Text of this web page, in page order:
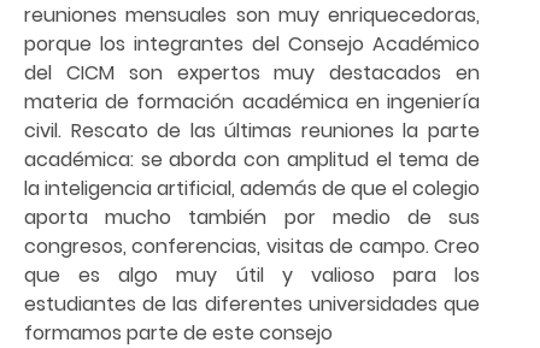
reuniones mensuales son muy enriquecedoras,
porque los integrantes del Consejo Académico
del CICM son expertos muy destacados en
materia de formación académica en ingeniería
civil. Rescato de las últimas reuniones la parte
académica: se aborda con amplitud el tema de
la inteligencia artificial, además de que el colegio
aporta mucho también por medio de sus
congresos, conferencias, visitas de campo. Creo
que es algo muy útil y valioso para los
estudiantes de las diferentes universidades que
formamos parte de este consejo